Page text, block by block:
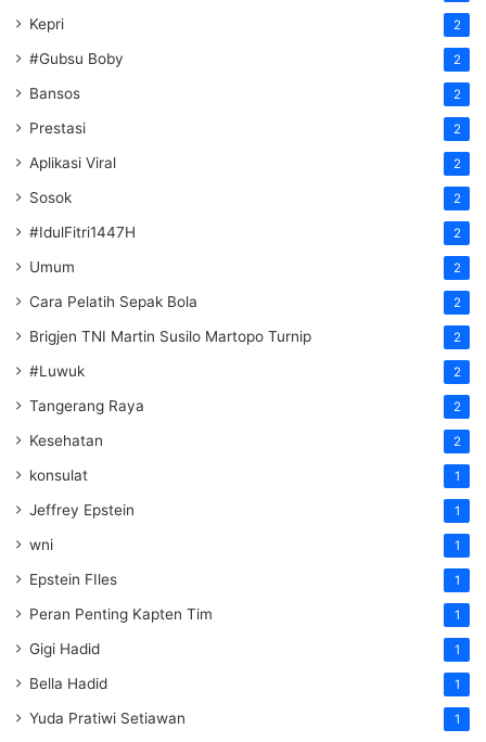
Kepri 2
#Gubsu Boby 2
Bansos 2
Prestasi 2
Aplikasi Viral 2
Sosok 2
#IdulFitri1447H 2
Umum 2
Cara Pelatih Sepak Bola 2
Brigjen TNI Martin Susilo Martopo Turnip 2
#Luwuk 2
Tangerang Raya 2
Kesehatan 2
konsulat 1
Jeffrey Epstein 1
wni 1
Epstein FIles 1
Peran Penting Kapten Tim 1
Gigi Hadid 1
Bella Hadid 1
Yuda Pratiwi Setiawan 1